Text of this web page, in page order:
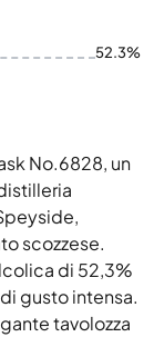
52.3%
No.6828, un
scozzese.
di 52,3%
gusto intensa.
tavolozza